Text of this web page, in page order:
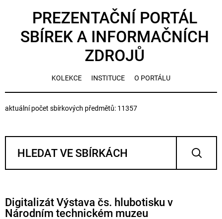
PREZENTAČNÍ PORTÁL
SBÍREK A INFORMAČNÍCH
ZDROJŮ
KOLEKCE INSTITUCE O PORTÁLU
aktuální počet sbírkových předmětů: 11357
Digitalizát Výstava čs. hlubotisku v
Národním technickém muzeu